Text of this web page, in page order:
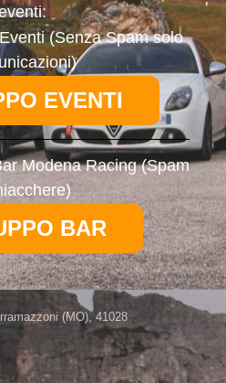
(Senza Spam solo
EVENTI
Modena Racing (Spam
BAR
(MO), 41028